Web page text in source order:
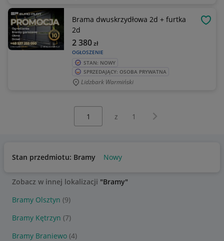
Brama dwuskrzydłowa 2d + furtka
2d
OGŁOSZENIE
2 380zł
STAN: NOWY
SPRZEDAJĄCY: OSOBA PRYWATNA
Lidzbark Warmiński
z 1 Następna strona
Stan przedmiotu: Bramy Nowy
Zobacz w innej lokalizacji "Bramy"
Bramy Olsztyn (9)
Bramy Kętrzyn (7)
Bramy Braniewo (4)